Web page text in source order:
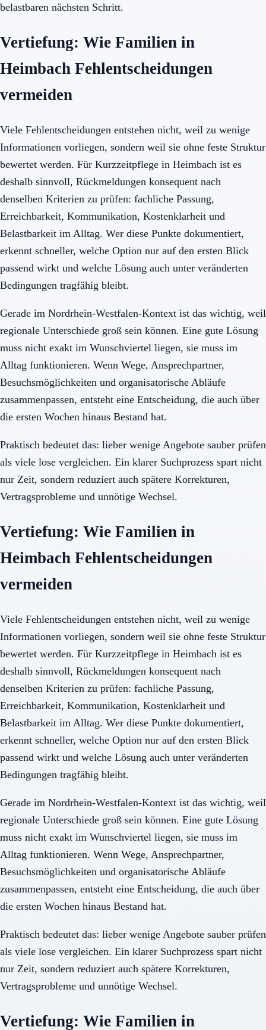
belastbaren nächsten Schritt.
Vertiefung: Wie Familien in
Heimbach Fehlentscheidungen
vermeiden
Viele Fehlentscheidungen entstehen nicht, weil zu wenige
Informationen vorliegen, sondern weil sie ohne feste Struktur
bewertet werden. Für Kurzzeitpflege in Heimbach ist es
deshalb sinnvoll, Rückmeldungen konsequent nach
denselben Kriterien zu prüfen: fachliche Passung,
Erreichbarkeit, Kommunikation, Kostenklarheit und
Belastbarkeit im Alltag. Wer diese Punkte dokumentiert,
erkennt schneller, welche Option nur auf den ersten Blick
passend wirkt und welche Lösung auch unter veränderten
Bedingungen tragfähig bleibt.
Gerade im Nordrhein-Westfalen-Kontext ist das wichtig, weil
regionale Unterschiede groß sein können. Eine gute Lösung
muss nicht exakt im Wunschviertel liegen, sie muss im
Alltag funktionieren. Wenn Wege, Ansprechpartner,
Besuchsmöglichkeiten und organisatorische Abläufe
zusammenpassen, entsteht eine Entscheidung, die auch über
die ersten Wochen hinaus Bestand hat.
Praktisch bedeutet das: lieber wenige Angebote sauber prüfen
als viele lose vergleichen. Ein klarer Suchprozess spart nicht
nur Zeit, sondern reduziert auch spätere Korrekturen,
Vertragsprobleme und unnötige Wechsel.
Vertiefung: Wie Familien in
Heimbach Fehlentscheidungen
vermeiden
Viele Fehlentscheidungen entstehen nicht, weil zu wenige
Informationen vorliegen, sondern weil sie ohne feste Struktur
bewertet werden. Für Kurzzeitpflege in Heimbach ist es
deshalb sinnvoll, Rückmeldungen konsequent nach
denselben Kriterien zu prüfen: fachliche Passung,
Erreichbarkeit, Kommunikation, Kostenklarheit und
Belastbarkeit im Alltag. Wer diese Punkte dokumentiert,
erkennt schneller, welche Option nur auf den ersten Blick
passend wirkt und welche Lösung auch unter veränderten
Bedingungen tragfähig bleibt.
Gerade im Nordrhein-Westfalen-Kontext ist das wichtig, weil
regionale Unterschiede groß sein können. Eine gute Lösung
muss nicht exakt im Wunschviertel liegen, sie muss im
Alltag funktionieren. Wenn Wege, Ansprechpartner,
Besuchsmöglichkeiten und organisatorische Abläufe
zusammenpassen, entsteht eine Entscheidung, die auch über
die ersten Wochen hinaus Bestand hat.
Praktisch bedeutet das: lieber wenige Angebote sauber prüfen
als viele lose vergleichen. Ein klarer Suchprozess spart nicht
nur Zeit, sondern reduziert auch spätere Korrekturen,
Vertragsprobleme und unnötige Wechsel.
Vertiefung: Wie Familien in